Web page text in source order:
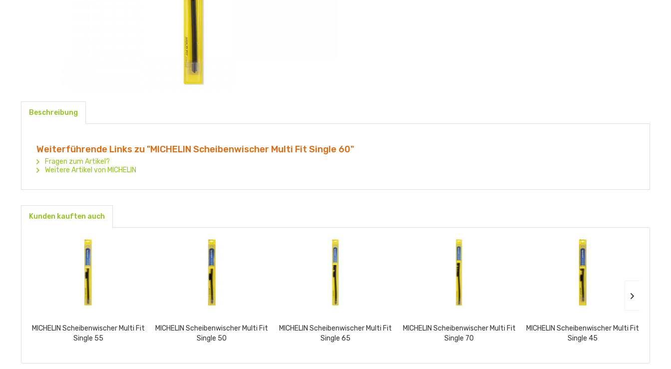
Beschreibung
Weiterführende Links zu "MICHELIN Scheibenwischer Multi Fit Single 60"
Fragen zum Artikel?
Weitere Artikel von MICHELIN
Kunden kauften auch
MICHELIN Scheibenwischer Multi Fit
Single 55
MICHELIN Scheibenwischer Multi Fit
Single 50
MICHELIN Scheibenwischer Multi Fit
Single 65
MICHELIN Scheibenwischer Multi Fit
Single 70
MICHELIN Scheibenwischer Multi Fit
Single 45